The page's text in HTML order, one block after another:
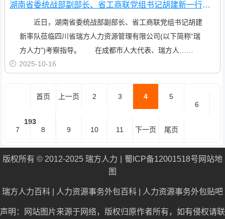
湖南省委统战部副部长、省工商联党组书记胡建新一行莅临瑞方人力考察指导
近日，湖南省委统战部副部长、省工商联党组书记胡建
新率队莅临四川省瑞方人力资源管理有限公司(以下简称“瑞
方人力”)考察指导。 在成都市人大代表、瑞方人……
2025-10-16
193
首页 上一页 2 3 4
5
6
7 8 9 10 11 下一页 尾页
版权所有 © 2012-2025 瑞方人力 蜀ICP备12001518号 网站地
图
瑞方人力百科 人力资源事务外包百科 人力资源事务外包贴吧
声明：网站图片来源于网络，版权归原作者所有，如有侵权请联